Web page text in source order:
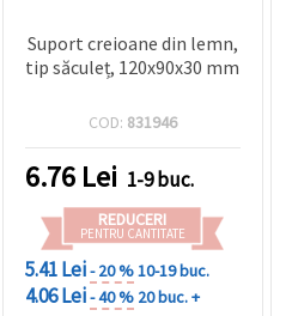
Suport creioane din lemn,
tip săculeț, 120x90x30 mm
COD: 831946
6.76 Lei 1-9 buc.
REDUCERI
PENTRU CANTITATE
5.41 Lei- 20 %10-19 buc.
4.06 Lei- 40 % 20 buc. +